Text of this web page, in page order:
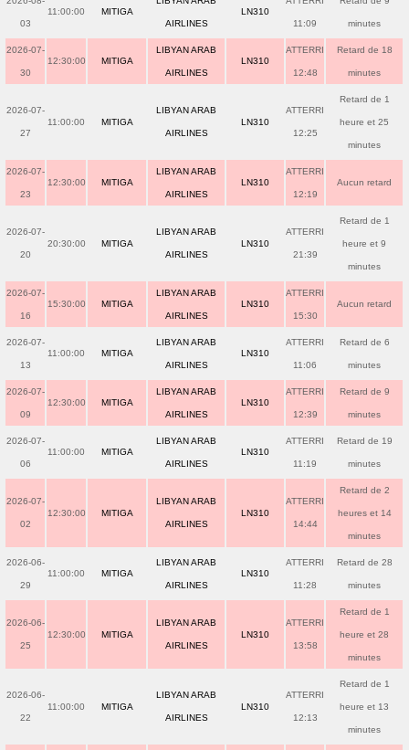
03
11:00:00 MITIGA
AIRLINES
LN310
11:09 minutes
2026-07-
30
12:30:00 MITIGA
LIBYAN ARAB
AIRLINES
LN310
ATTERRI
12:48
Retard de 18
minutes
2026-07-
27
11:00:00 MITIGA
LIBYAN ARAB
AIRLINES
LN310
ATTERRI
12:25
Retard de 1
heure et 25
minutes
2026-07-
23
12:30:00 MITIGA
LIBYAN ARAB
AIRLINES
LN310
ATTERRI
12:19
Aucun retard
2026-07-
20
20:30:00 MITIGA
LIBYAN ARAB
AIRLINES
LN310
ATTERRI
21:39
Retard de 1
heure et 9
minutes
2026-07-
16
15:30:00 MITIGA
LIBYAN ARAB
AIRLINES
LN310
ATTERRI
15:30
Aucun retard
2026-07-
13
11:00:00 MITIGA
LIBYAN ARAB
AIRLINES
LN310
ATTERRI
11:06
Retard de 6
minutes
2026-07-
09
12:30:00 MITIGA
LIBYAN ARAB
AIRLINES
LN310
ATTERRI
12:39
Retard de 9
minutes
2026-07-
06
11:00:00 MITIGA
LIBYAN ARAB
AIRLINES
LN310
ATTERRI
11:19
Retard de 19
minutes
2026-07-
02
12:30:00 MITIGA
LIBYAN ARAB
AIRLINES
LN310
ATTERRI
14:44
Retard de 2
heures et 14
minutes
2026-06-
29
11:00:00 MITIGA
LIBYAN ARAB
AIRLINES
LN310
ATTERRI
11:28
Retard de 28
minutes
2026-06-
25
12:30:00 MITIGA
LIBYAN ARAB
AIRLINES
LN310
ATTERRI
13:58
Retard de 1
heure et 28
minutes
2026-06-
22
11:00:00 MITIGA
LIBYAN ARAB
AIRLINES
LN310
ATTERRI
12:13
Retard de 1
heure et 13
minutes